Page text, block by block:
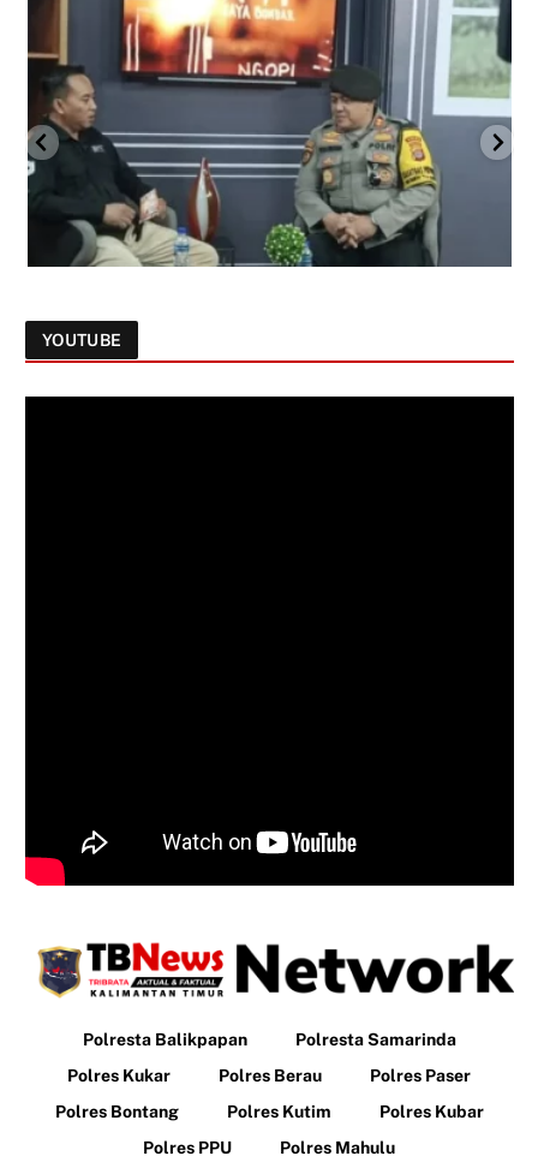
YOUTUBE
Polresta Balikpapan
Polresta Samarinda
Polres Kukar
Polres Berau
Polres Paser
Polres Bontang
Polres Kutim
Polres Kubar
Polres PPU
Polres Mahulu